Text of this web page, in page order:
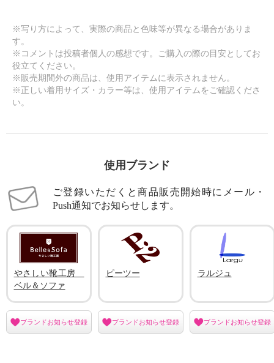
※写り方によって、実際の商品と色味等が異なる場合がありま
す。
※コメントは投稿者個人の感想です。ご購入の際の目安としてお
役立てください。
※販売期間外の商品は、使用アイテムに表示されません。
※正しい着用サイズ・カラー等は、使用アイテムをご確認くださ
い。
使用ブランド
ご登録いただくと商品販売開始時にメール・
Push通知でお知らせします。
やさしい靴工房
ベル＆ソファ
ブランドお知らせ登録
ピーツー
ブランドお知らせ登録
ラルジュ
ブランドお知らせ登録